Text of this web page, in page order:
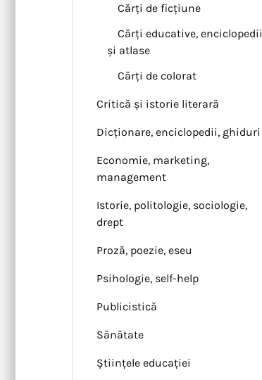
Cărți de ficțiune
Cărți educative, enciclopedii
și atlase
Cărți de colorat
Critică și istorie literară
Dicționare, enciclopedii, ghiduri
Economie, marketing,
management
Istorie, politologie, sociologie,
drept
Proză, poezie, eseu
Psihologie, self-help
Publicistică
Sănătate
Științele educației